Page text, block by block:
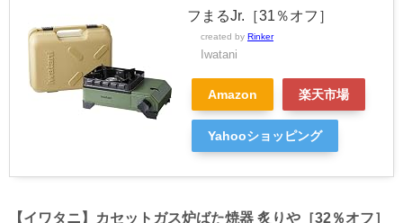
フまるJr.［31％オフ］
created by Rinker
Iwatani
Amazon 楽天市場
Yahooショッピング
【イワタニ】カセットガス炉ばた焼器 炙りや［32％オフ］